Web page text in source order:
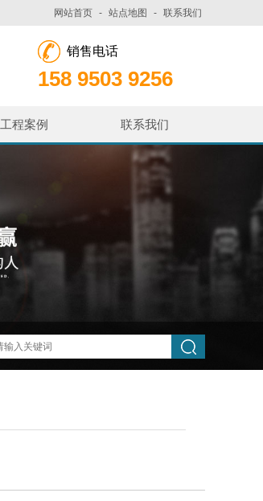
网站首页 - 站点地图 - 联系我们
销售电话
158 9503 9256
工程案例 联系我们